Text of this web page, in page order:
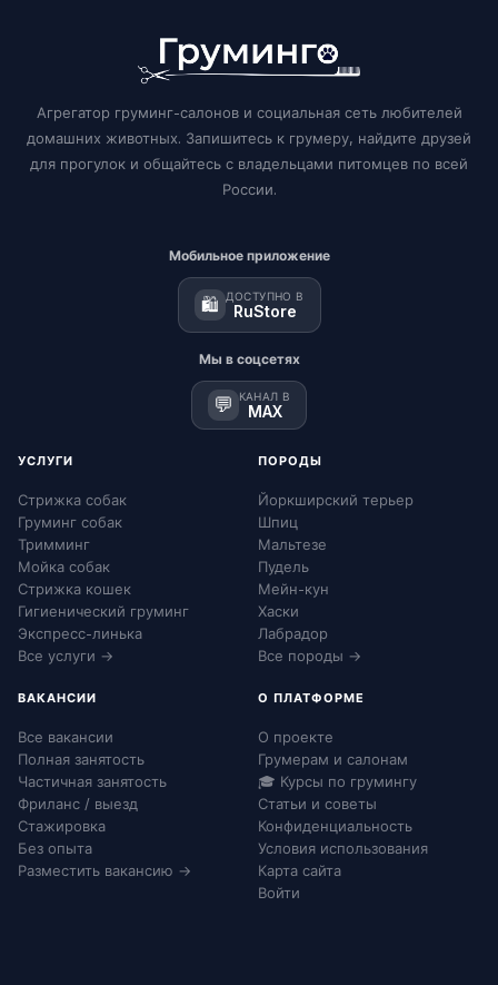
Агрегатор груминг-салонов и социальная сеть любителей
домашних животных. Запишитесь к грумеру, найдите друзей
для прогулок и общайтесь с владельцами питомцев по всей
России.
Мобильное приложение
🛍️ ДОСТУПНО В
RuStore
Мы в соцсетях
💬 КАНАЛ В
MAX
УСЛУГИ
Стрижка собак
Груминг собак
Тримминг
Мойка собак
Стрижка кошек
Гигиенический груминг
Экспресс-линька
Все услуги →
ПОРОДЫ
Йоркширский терьер
Шпиц
Мальтезе
Пудель
Мейн-кун
Хаски
Лабрадор
Все породы →
ВАКАНСИИ
Все вакансии
Полная занятость
Частичная занятость
Фриланс / выезд
Стажировка
Без опыта
Разместить вакансию →
О ПЛАТФОРМЕ
О проекте
Грумерам и салонам
🎓 Курсы по грумингу
Статьи и советы
Конфиденциальность
Условия использования
Карта сайта
Войти